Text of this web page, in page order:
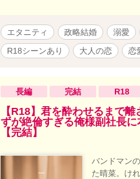
*:.。..。.:*・
＊執筆期間
2026/7/9 ※
Rシーン少な
エタニティ 政略結婚 溺愛
R18シーンあり
大人の恋 恋
長編 完結 R18
【R18】君を酔わせるまで
ずが絶倫すぎる俺様副社長
【完結】
バンドマン
た晴菜。け